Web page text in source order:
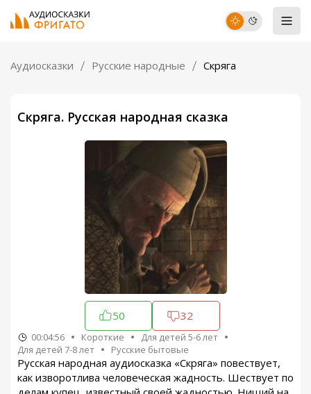
Аудиосказки Русские народные Скряга
Скряга. Русская народная сказка
50 32
00:04:56 Короткие
Для детей 5-6 лет
Для детей 7-8 лет
Русские бытовые
Русская народная аудиосказка «Скряга» повествует,
как изворотлива человеческая жадность. Шествует по